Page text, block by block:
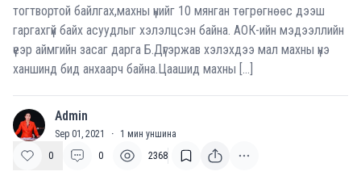
тогтвортой байлгах,махны үнийг 10 мянган төгрөгнөөс дээш
гаргахгүй байх асуудлыг хэлэлцсэн байна. АОК-ийн мэдээллийн
үеэр аймгийн засаг дарга Б.Дүгэржав хэлэхдээ мал махны үнэ
ханшинд бид анхаарч байна.Цаашид махны […]
A Admin
Sep 01, 2021 · 1 мин уншина
0
0 2368